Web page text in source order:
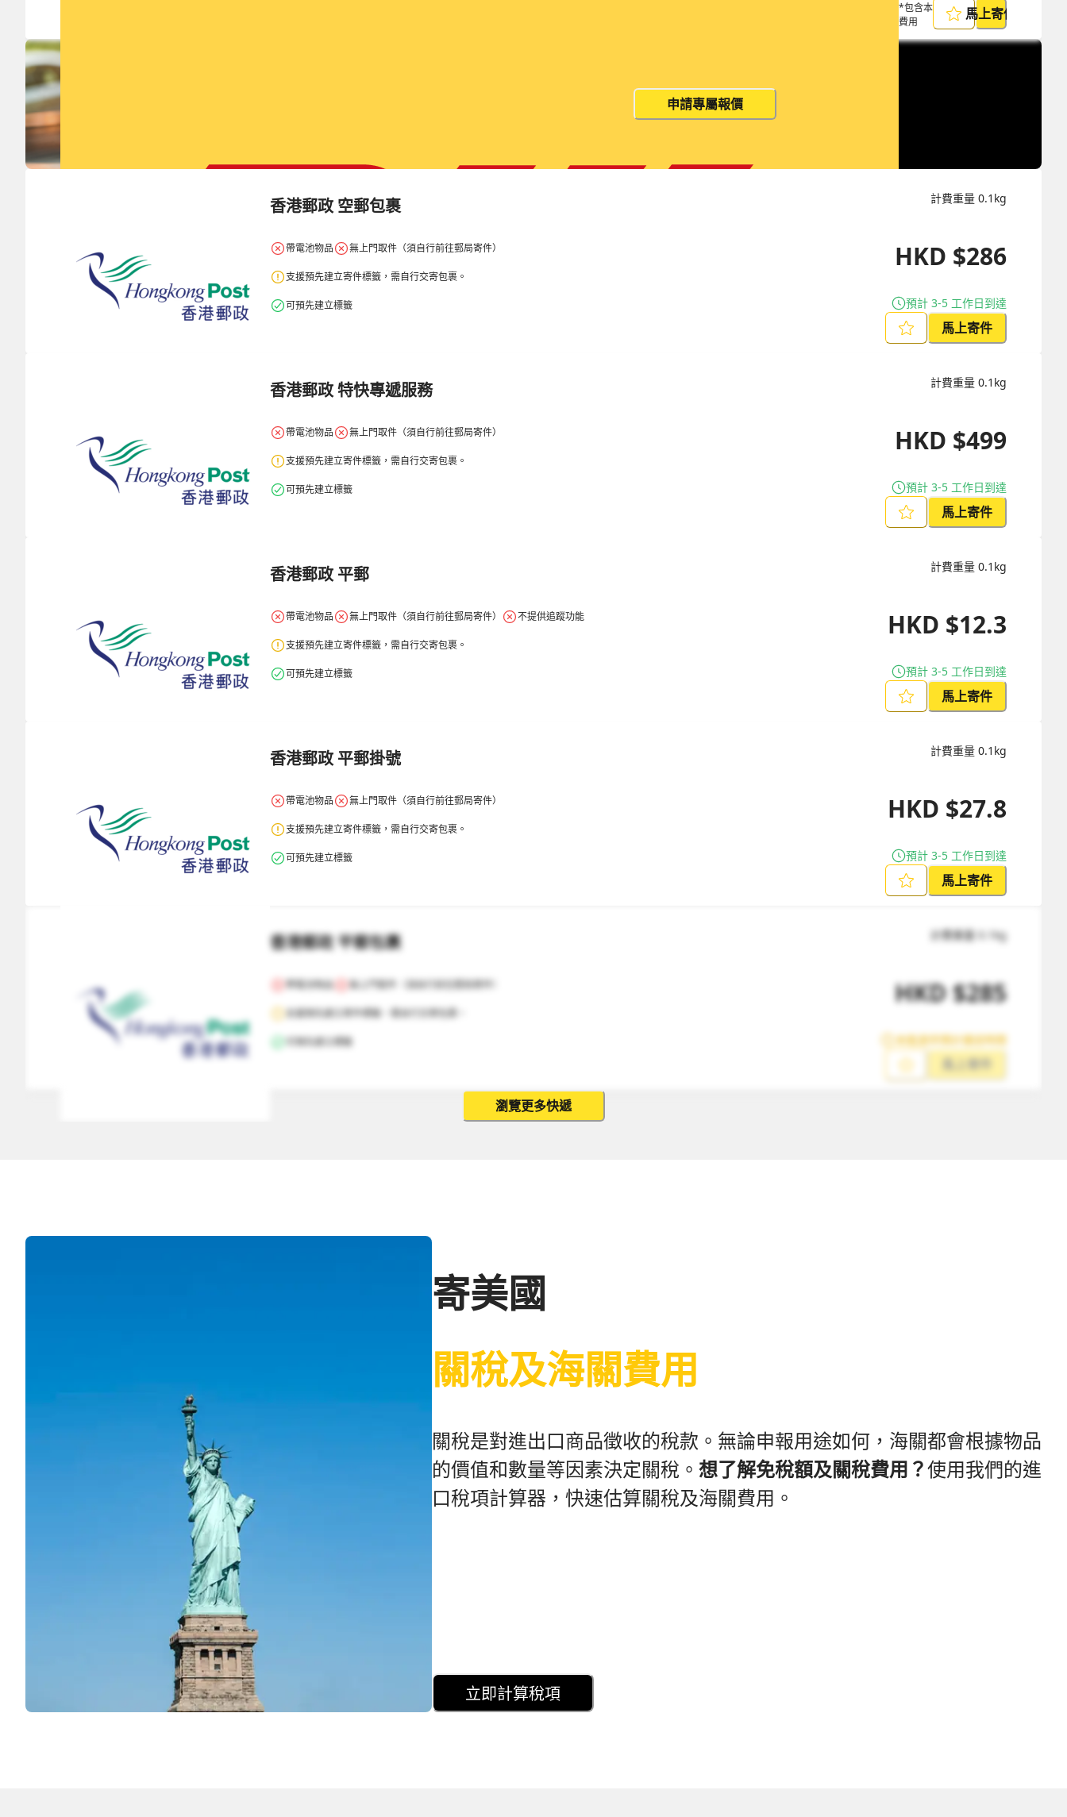
*包含本地取件
費用
馬上寄件
申請專屬報價
香港郵政 空郵包裹
帶電池物品 無上門取件（須自行前往郵局寄件）
支援預先建立寄件標籤，需自行交寄包裹。
可預先建立標籤
計費重量 0.1 kg
HKD $286
預計 3-5 工作日到達
馬上寄件
香港郵政 特快專遞服務
帶電池物品 無上門取件（須自行前往郵局寄件）
支援預先建立寄件標籤，需自行交寄包裹。
可預先建立標籤
計費重量 0.1 kg
HKD $499
預計 3-5 工作日到達
馬上寄件
香港郵政 平郵
帶電池物品 無上門取件（須自行前往郵局寄件） 不提供追蹤功能
支援預先建立寄件標籤，需自行交寄包裹。
可預先建立標籤
計費重量 0.1 kg
HKD $12.3
預計 3-5 工作日到達
馬上寄件
香港郵政 平郵掛號
帶電池物品 無上門取件（須自行前往郵局寄件）
支援預先建立寄件標籤，需自行交寄包裹。
可預先建立標籤
計費重量 0.1 kg
HKD $27.8
預計 3-5 工作日到達
馬上寄件
香港郵政 平郵包裹
帶電池物品 無上門取件（須自行前往郵局寄件）
支援預先建立寄件標籤，需自行交寄包裹。
可預先建立標籤
計費重量 0.1kg
HKD$285
未能提供預計運送時間
瀏覽更多快遞
寄美國
關稅及海關費用
關稅是對進出口商品徵收的稅款。無論申報用途如何，海關都會根據物品
的價值和數量等因素決定關稅。 想了解免稅額及關稅費用？使用我們的進
口稅項計算器，快速估算關稅及海關費用。
立即計算稅項